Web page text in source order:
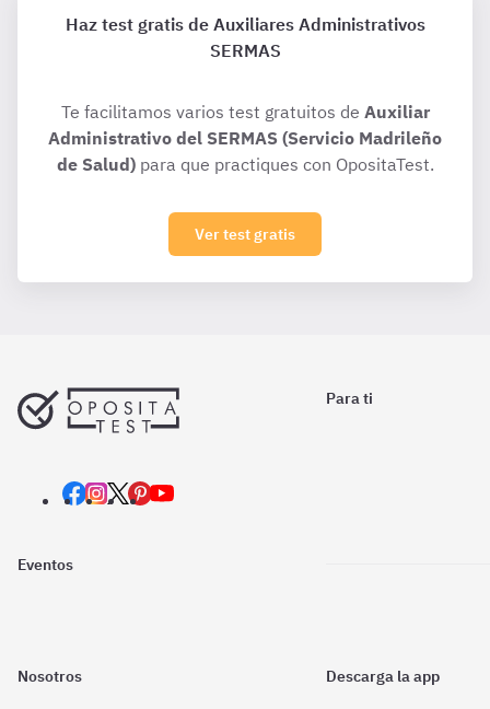
Haz test gratis de Auxiliares Administrativos
SERMAS
Te facilitamos varios test gratuitos de Auxiliar
Administrativo del SERMAS (Servicio Madrileño
de Salud)para que practiques con OpositaTest.
Ver test gratis
Para ti
Eventos
Nosotros Descarga la app